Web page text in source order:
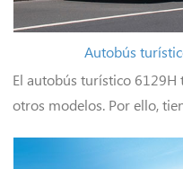
Autobús
El autobús turístico 6129H
otros modelos. Por ello,